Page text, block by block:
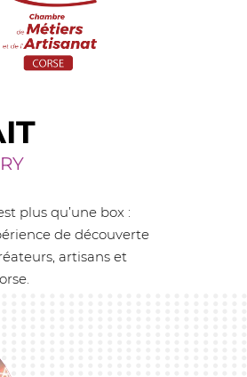
plus qu’une box :
de découverte
artisans et